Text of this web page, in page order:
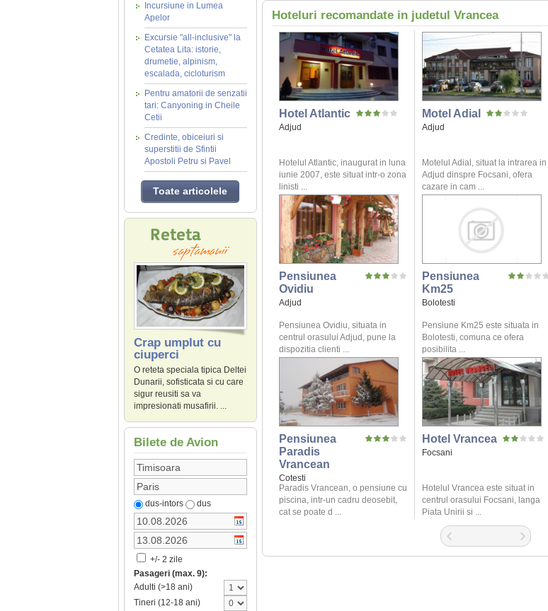
Incursiune in Lumea
Apelor
Excursie "all-inclusive" la
Cetatea Lita: istorie,
drumetie, alpinism,
escalada, cicloturism
Pentru amatorii de senzatii
tari: Canyoning in Cheile
Cetii
Credinte, obiceiuri si
superstitii de Sfintii
Apostoli Petru si Pavel
Toate articolele
Crap umplut cu
ciuperci
O reteta speciala tipica Deltei
Dunarii, sofisticata si cu care
sigur reusiti sa va
impresionati musafirii. ...
Bilete de Avion
dus-intors dus
+/- 2 zile
Pasageri (max. 9):
Adulti (>18 ani)
Tineri (12-18 ani)
Hoteluri recomandate in judetul Vrancea
Hotel Atlantic
Adjud
Hotelul Atlantic, inaugurat in luna
iunie 2007, este situat intr-o zona
linisti ...
Motel Adial
Adjud
Motelul Adial, situat la intrarea in
Adjud dinspre Focsani, ofera
cazare in cam ...
Pensiunea
Ovidiu
Adjud
Pensiunea Ovidiu, situata in
centrul orasului Adjud, pune la
dispozitia clienti ...
Pensiunea
Km25
Bolotesti
Pensiune Km25 este situata in
Bolotesti, comuna ce ofera
posibilita ...
Pensiunea
Paradis
Vrancean
Cotesti
Paradis Vrancean, o pensiune cu
piscina, intr-un cadru deosebit,
cat se poate d ...
Hotel Vrancea
Focsani
Hotelul Vrancea este situat in
centrul orasului Focsani, langa
Piata Unirii si ...